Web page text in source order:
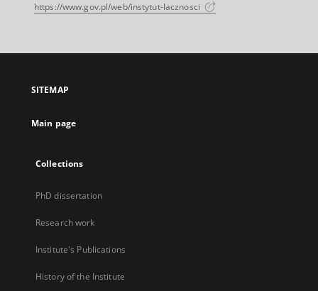
https://www.gov.pl/web/instytut-lacznosci
SITEMAP
Main page
Collections
PhD dissertation
Research work
Institute's Publications
History of the Institute